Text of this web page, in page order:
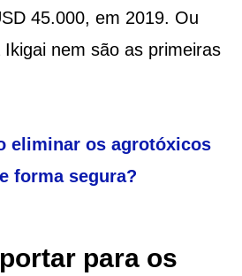
45.000, em 2019. Ou
nem são as primeiras
eliminar os agrotóxicos
forma segura?
para os